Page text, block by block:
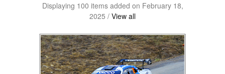
Displaying 100 items added on February 18,
2025 / View all